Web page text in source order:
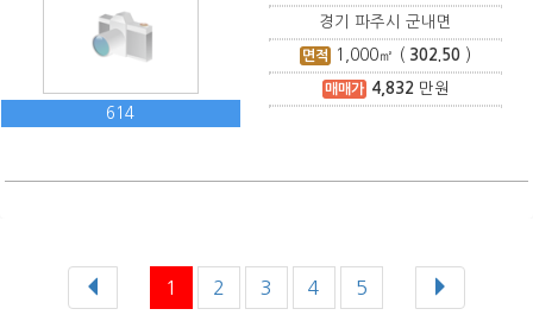
614
경기 파주시 군내면
면적 1,000㎡ ( 302.50 )
매매가 4,832 만원
1 2 3 4 5